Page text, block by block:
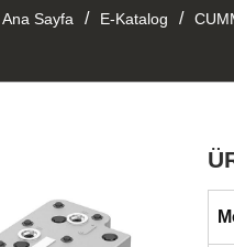
Ana Sayfa / E-Katalog /